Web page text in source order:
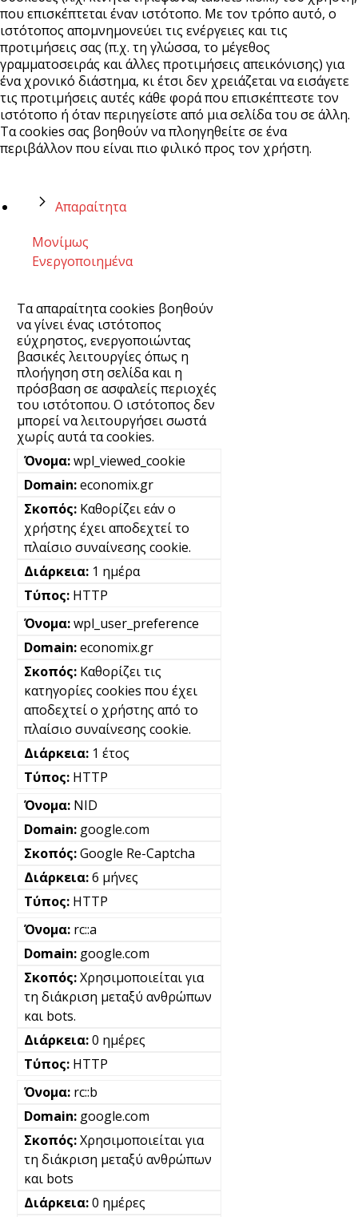
που επισκέπτεται έναν ιστότοπο. Με τον τρόπο αυτό, ο
ιστότοπος απομνημονεύει τις ενέργειες και τις
προτιμήσεις σας (π.χ. τη γλώσσα, το μέγεθος
γραμματοσειράς και άλλες προτιμήσεις απεικόνισης) για
ένα χρονικό διάστημα, κι έτσι δεν χρειάζεται να εισάγετε
τις προτιμήσεις αυτές κάθε φορά που επισκέπτεστε τον
ιστότοπο ή όταν περιηγείστε από μια σελίδα του σε άλλη.
Τα cookies σας βοηθούν να πλοηγηθείτε σε ένα
περιβάλλον που είναι πιο φιλικό προς τον χρήστη.
Απαραίτητα
Μονίμως
Ενεργοποιημένα
Τα απαραίτητα cookies βοηθούν
να γίνει ένας ιστότοπος
εύχρηστος, ενεργοποιώντας
βασικές λειτουργίες όπως η
πλοήγηση στη σελίδα και η
πρόσβαση σε ασφαλείς περιοχές
του ιστότοπου. Ο ιστότοπος δεν
μπορεί να λειτουργήσει σωστά
χωρίς αυτά τα cookies.
wpl_viewed_cookie
economix.gr
Καθορίζει εάν ο
χρήστης έχει αποδεχτεί το
πλαίσιο συναίνεσης cookie.
1 ημέρα
HTTP
wpl_user_preference
economix.gr
Καθορίζει τις
κατηγορίες cookies που έχει
αποδεχτεί ο χρήστης από το
πλαίσιο συναίνεσης cookie.
1 έτος
HTTP
NID
google.com
Google Re-Captcha
6 μήνες
HTTP
rc::a
google.com
Χρησιμοποιείται για
τη διάκριση μεταξύ ανθρώπων
και bots.
0 ημέρες
HTTP
rc::b
google.com
Χρησιμοποιείται για
τη διάκριση μεταξύ ανθρώπων
και bots
0 ημέρες